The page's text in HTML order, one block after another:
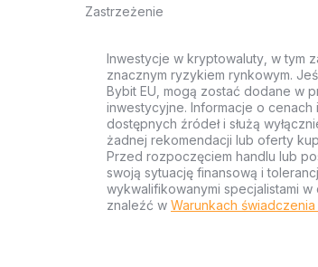
Zastrzeżenie
Inwestycje w kryptowaluty, w tym
znacznym ryzykiem rynkowym.
Bybit EU, mogą zostać dodane w
inwestycyjne. Informacje o
dostępnych źródeł i służą
żadnej rekomendacji lub oferty
Przed rozpoczęciem handlu lub
swoją sytuację finansową i
wykwalifikowanymi specjalistami
znaleźć w Warunkach świadczenia